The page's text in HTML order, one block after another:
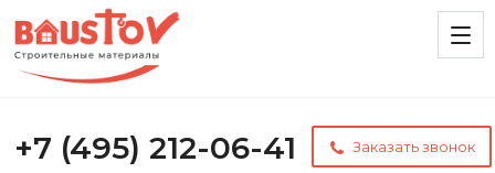
+7 (495) 212-06-41 Заказать звонок